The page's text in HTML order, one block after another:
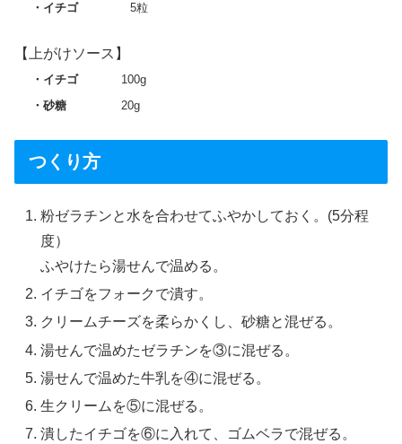
イチゴ
5粒
【上がけソース】
イチゴ
100g
砂糖
20g
つくり方
粉ゼラチンと水を合わせてふやかしておく。(5分程
度）
ふやけたら湯せんで温める。
イチゴをフォークで潰す。
クリームチーズを柔らかくし、砂糖と混ぜる。
湯せんで温めたゼラチンを③に混ぜる。
湯せんで温めた牛乳を④に混ぜる。
生クリームを⑤に混ぜる。
潰したイチゴを⑥に入れて、ゴムベラで混ぜる。